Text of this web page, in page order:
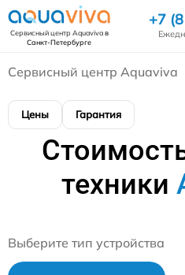
Сервисный центр Aquavivaв
Санкт-Петербурге
+7
Сервисный центр Aquaviva
Цены Гарантия
техники
Выберите тип устройства